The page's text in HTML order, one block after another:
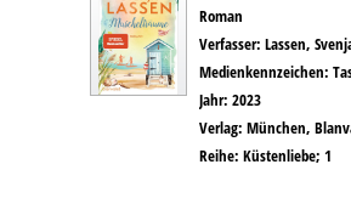
Roman
Verfasser: Lassen,
Medienkennzeichen:
Jahr: 2023
Verlag: München,
Reihe: Küstenliebe; 1